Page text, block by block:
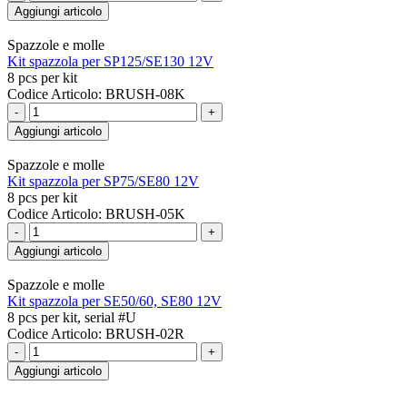
Aggiungi articolo
Spazzole e molle
Kit spazzola per SP125/SE130 12V
8 pcs per kit
Codice Articolo: BRUSH-08K
-
+
Aggiungi articolo
Spazzole e molle
Kit spazzola per SP75/SE80 12V
8 pcs per kit
Codice Articolo: BRUSH-05K
-
+
Aggiungi articolo
Spazzole e molle
Kit spazzola per SE50/60, SE80 12V
8 pcs per kit, serial #U
Codice Articolo: BRUSH-02R
-
+
Aggiungi articolo